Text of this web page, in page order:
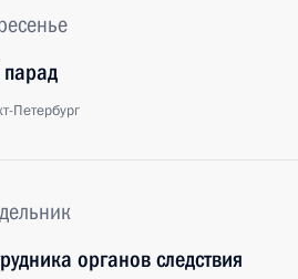
Петербург
органов следствия